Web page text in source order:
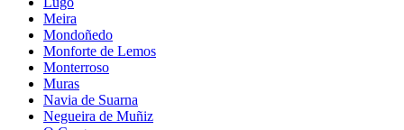
Meira
Mondoñedo
Monforte de Lemos
Monterroso
Muras
Navia de Suarna
Negueira de Muñiz